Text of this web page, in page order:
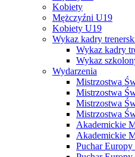
Kobiety
Mężczyźni U19
Kobiety U19
Wykaz kadry
Wykaz kadry
Wykaz
Wydarzenia
Mistrzostwa
Mistrzostwa
Mistrzostwa
Mistrzostwa
Akademickie
Akademickie
Puchar